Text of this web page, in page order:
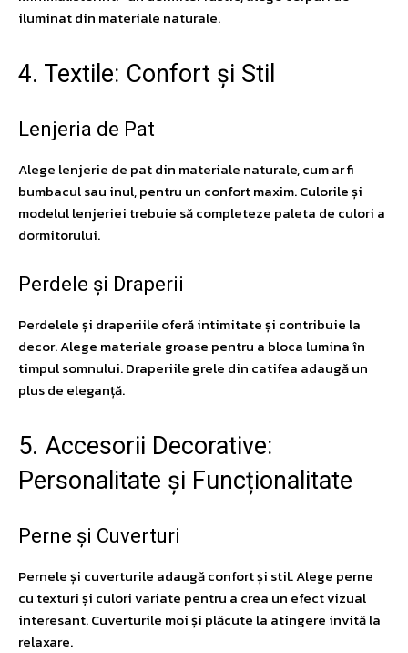
iluminat din materiale naturale.
4. Textile: Confort și Stil
Lenjeria de Pat
Alege lenjerie de pat din materiale naturale, cum ar fi
bumbacul sau inul, pentru un confort maxim. Culorile și
modelul lenjeriei trebuie să completeze paleta de culori a
dormitorului.
Perdele și Draperii
Perdelele și draperiile oferă intimitate și contribuie la
decor. Alege materiale groase pentru a bloca lumina în
timpul somnului. Draperiile grele din catifea adaugă un
plus de eleganță.
5. Accesorii Decorative:
Personalitate și Funcționalitate
Perne și Cuverturi
Pernele și cuverturile adaugă confort și stil. Alege perne
cu texturi și culori variate pentru a crea un efect vizual
interesant. Cuverturile moi și plăcute la atingere invită la
relaxare.